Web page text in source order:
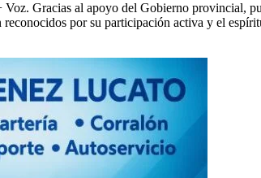
Gracias al apoyo del Gobierno provincial,
por su participación activa y el